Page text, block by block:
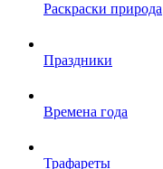
Раскраски природа
Праздники
Времена года
Трафареты